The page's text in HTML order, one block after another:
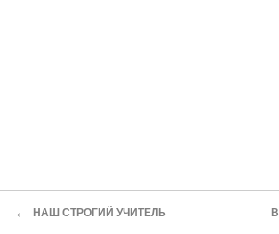
← НАШ СТРОГИЙ УЧИТЕЛЬ